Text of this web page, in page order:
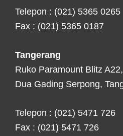
Telepon : (021) 5365 0265
Fax : (021) 5365 0187
Tangerang
Ruko Paramount Blitz
Dua Gading Serpong,
Telepon : (021) 5471 726
Fax : (021) 5471 726